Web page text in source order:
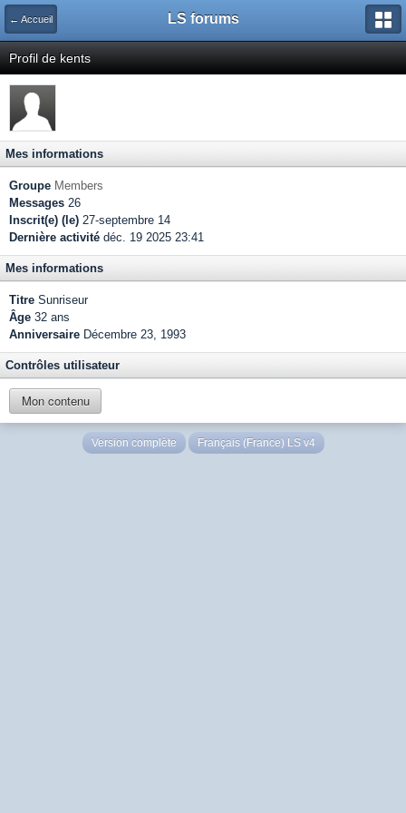
← Accueil LS forums
Profil de kents
Mes informations
Groupe Members
Messages 26
Inscrit(e) (le) 27-septembre 14
Dernière activité déc. 19 2025 23:41
Mes informations
Titre Sunriseur
Âge 32 ans
Anniversaire Décembre 23, 1993
Contrôles utilisateur
Mon contenu
Version complète Français (France) LS v4